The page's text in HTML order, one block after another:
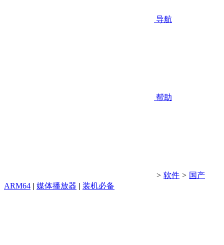
导航
帮助
> 软件 > 国产
ARM64 | 媒体播放器 | 装机必备